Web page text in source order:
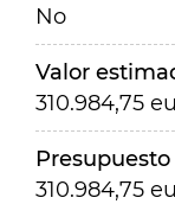
No
Valor
310.984,75
310.984,75